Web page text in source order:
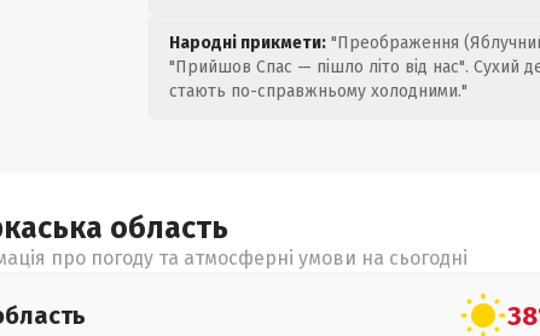
Народні прикмети: "Преображення
"Прийшов Спас — пішло літо від нас". Сухий
стають по-справжньому холодними."
область
про погоду та атмосферні умови на сьогодні